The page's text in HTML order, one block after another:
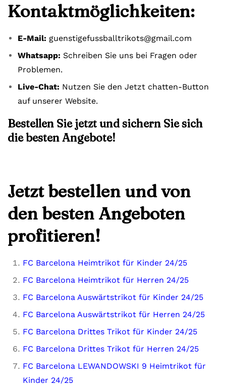
Kontaktmöglichkeiten:
E-Mail: guenstigefussballtrikots@gmail.com
Whatsapp: Schreiben Sie uns bei Fragen oder
Problemen.
Live-Chat: Nutzen Sie den Jetzt chatten-Button
auf unserer Website.
Bestellen Sie jetzt und sichern Sie sich
die besten Angebote!
Jetzt bestellen und von
den besten Angeboten
profitieren!
FC Barcelona Heimtrikot für Kinder 24/25
FC Barcelona Heimtrikot für Herren 24/25
FC Barcelona Auswärtstrikot für Kinder 24/25
FC Barcelona Auswärtstrikot für Herren 24/25
FC Barcelona Drittes Trikot für Kinder 24/25
FC Barcelona Drittes Trikot für Herren 24/25
FC Barcelona LEWANDOWSKI 9 Heimtrikot für
Kinder 24/25